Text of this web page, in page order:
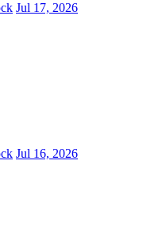
Jul 17, 2026
Jul 16, 2026